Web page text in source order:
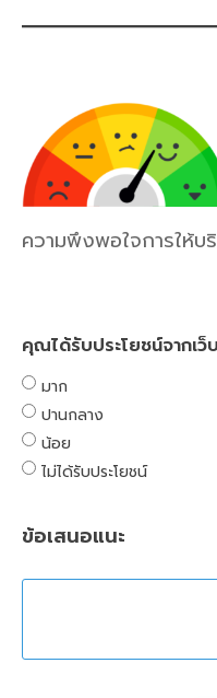
ความพึงพอใจการให้บ
คุณได้รับประโยชน์จากเ
มาก
ปานกลาง
น้อย
ไม่ได้รับประโยชน์
ข้อเสนอแนะ